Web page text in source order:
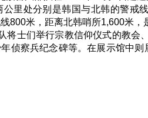
公里处分别是韩国与北韩的警戒
800米，距离北韩哨所1,600米，
士们举行宗教信仰仪式的教会
侦察兵纪念碑等。在展示馆中